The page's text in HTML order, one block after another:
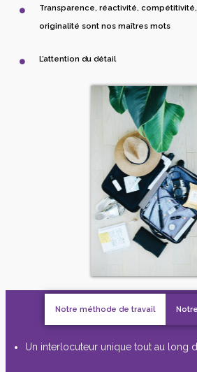
Transparence, réactivité,
originalité sont nos maîtres mots
L’attention du détail
Notre méthode de travail
Un interlocuteur unique tout au long